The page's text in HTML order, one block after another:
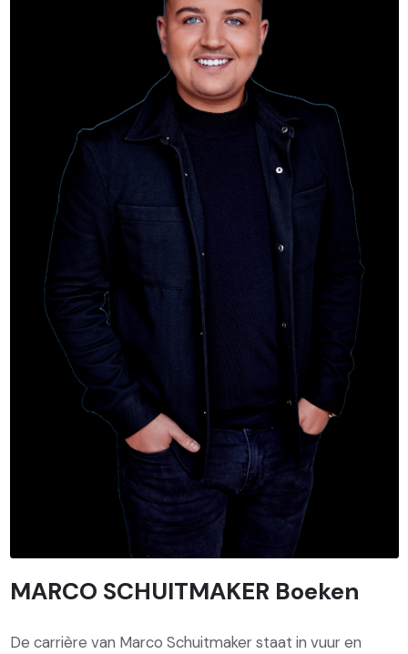
MARCO SCHUITMAKER Boeken
De carrière van Marco Schuitmaker staat in vuur en